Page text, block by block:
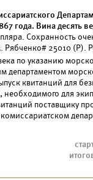
года. Вина десять
Сохранность
Рябченко# 25010 (Р).
по указанию
департаментом
квитанций для
необходимого для
поставщику